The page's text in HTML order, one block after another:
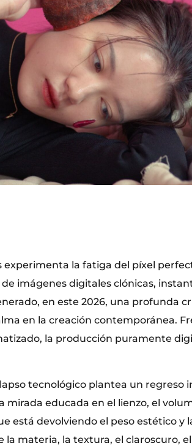
experimenta la fatiga del píxel
imágenes digitales clónicas,
en este 2026, una profunda
en la creación contemporánea.
la producción puramente
tecnológico plantea un regreso
mirada educada en el lienzo, el
está devolviendo el peso estético y
materia, la textura, el claroscuro,